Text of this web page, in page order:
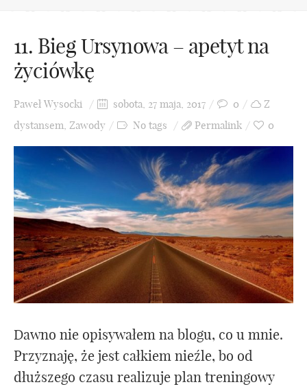
11. Bieg Ursynowa – apetyt na
życiówkę
Paweł Wysocki sobota, 27 maja, 2017 0
Z
dystansem, Zawody No tags Permalink 0
Dawno nie opisywałem na blogu, co u mnie.
Przyznaję, że jest całkiem nieźle, bo od
dłuższego czasu realizuje plan treningowy